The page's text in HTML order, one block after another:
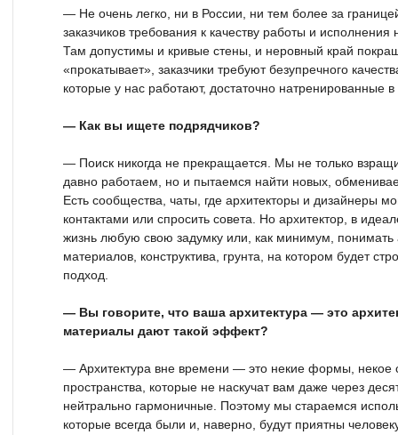
— Не очень легко, ни в России, ни тем более за
заказчиков требования к качеству работы и
Там допустимы и кривые стены, и неровный край
«прокатывает», заказчики требуют безупречного
которые у нас работают, достаточно натренированные
— Как вы ищете подрядчиков?
— Поиск никогда не прекращается. Мы не только
давно работаем, но и пытаемся найти новых,
Есть сообщества, чаты, где архитекторы и дизайнеры
контактами или спросить совета. Но архитектор, в
жизнь любую свою задумку или, как минимум, понимать
материалов, конструктива, грунта, на котором будет
подход.
— Вы говорите, что ваша архитектура — это
материалы дают такой эффект?
— Архитектура вне времени — это некие формы, некое
пространства, которые не наскучат вам даже через
нейтрально гармоничные. Поэтому мы стараемся
которые всегда были и, наверно, будут приятны